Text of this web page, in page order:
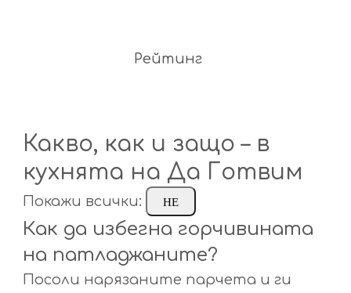
Рейтинг
Какво, как и защо – в
кухнята на Да Готвим
Покажи всички: НЕ
Как да избегна горчивината
на патладжаните?
Посоли нарязаните парчета и ги